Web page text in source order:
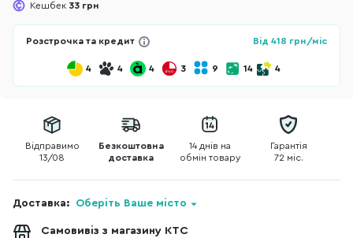
Кешбек 33 грн
Розстрочка та кредит Від 418 грн/міс
4 4 4 3 9 14 4
Відправимо
13/08
Безкоштовна
доставка
14 днів на
обмін товару
Гарантія
72 міс.
Доставка: Оберіть Ваше місто
Самовивіз з магазину КТС